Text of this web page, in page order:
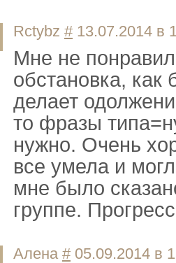
Rctybz # 13.07.2014 в
Мне не
обстановка, как
делает
то фразы
нужно. Очень
все умела и
мне было
группе.
Алена # 05.09.2014 в